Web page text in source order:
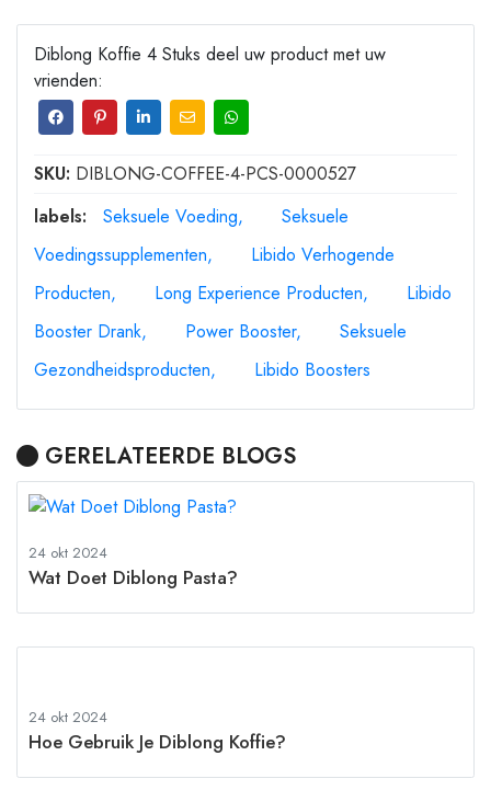
Diblong Koffie 4 Stuks deel uw product met uw
vrienden:
SKU: DIBLONG-COFFEE-4-PCS-0000527
labels:
Seksuele Voeding
Seksuele
Voedingssupplementen
Libido Verhogende
Producten
Long Experience Producten
Libido
Booster Drank
Power Booster
Seksuele
Gezondheidsproducten
Libido Boosters
GERELATEERDE BLOGS
24 okt 2024
Wat Doet Diblong Pasta?
24 okt 2024
Hoe Gebruik Je Diblong Koffie?